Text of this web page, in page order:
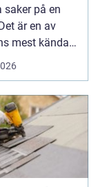
saker på en
är en av
mest kända
djupt